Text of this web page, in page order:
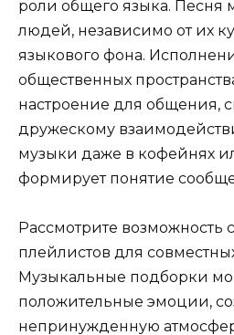
роли общего языка. Песня
людей, независимо от их
языкового фона.
общественных
настроение для общения,
дружескому
музыки даже в кофейнях
формирует понятие
Рассмотрите возможность
плейлистов для
Музыкальные подборки
положительные эмоции,
непринужденную